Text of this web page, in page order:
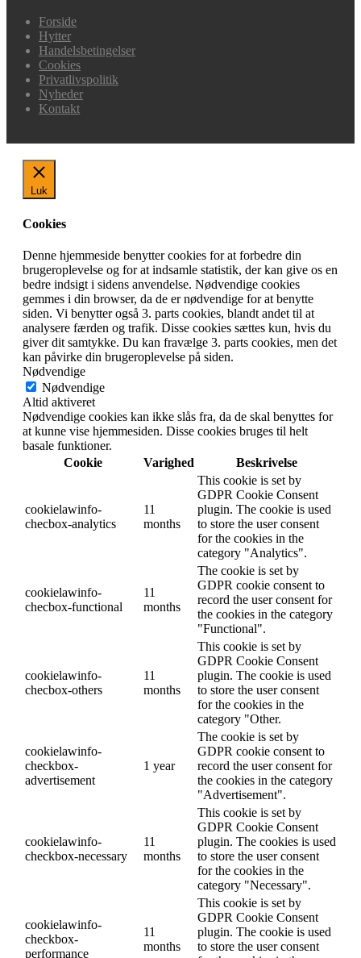
Forside
Hytter
Handelsbetingelser
Cookies
Privatlivspolitik
Nyheder
Kontakt
Luk
Cookies
Denne hjemmeside benytter cookies for at forbedre din
brugeroplevelse og for at indsamle statistik, der kan give os en
bedre indsigt i sidens anvendelse. Nødvendige cookies
gemmes i din browser, da de er nødvendige for at benytte
siden. Vi benytter også 3. parts cookies, blandt andet til at
analysere færden og trafik. Disse cookies sættes kun, hvis du
giver dit samtykke. Du kan fravælge 3. parts cookies, men det
kan påvirke din brugeroplevelse på siden.
Nødvendige
Nødvendige
Altid aktiveret
Nødvendige cookies kan ikke slås fra, da de skal benyttes for
at kunne vise hjemmesiden. Disse cookies bruges til helt
basale funktioner.
Cookie
Varighed Beskrivelse
cookielawinfo-
checbox-analytics
11
months
This cookie is set by
GDPR Cookie Consent
plugin. The cookie is used
to store the user consent
for the cookies in the
category "Analytics".
cookielawinfo-
checbox-functional
11
months
The cookie is set by
GDPR cookie consent to
record the user consent for
the cookies in the category
"Functional".
cookielawinfo-
checbox-others
11
months
This cookie is set by
GDPR Cookie Consent
plugin. The cookie is used
to store the user consent
for the cookies in the
category "Other.
cookielawinfo-
checkbox-
advertisement
1 year
The cookie is set by
GDPR cookie consent to
record the user consent for
the cookies in the category
"Advertisement".
cookielawinfo-
checkbox-necessary
11
months
This cookie is set by
GDPR Cookie Consent
plugin. The cookies is used
to store the user consent
for the cookies in the
category "Necessary".
cookielawinfo-
checkbox-
performance
11
months
This cookie is set by
GDPR Cookie Consent
plugin. The cookie is used
to store the user consent